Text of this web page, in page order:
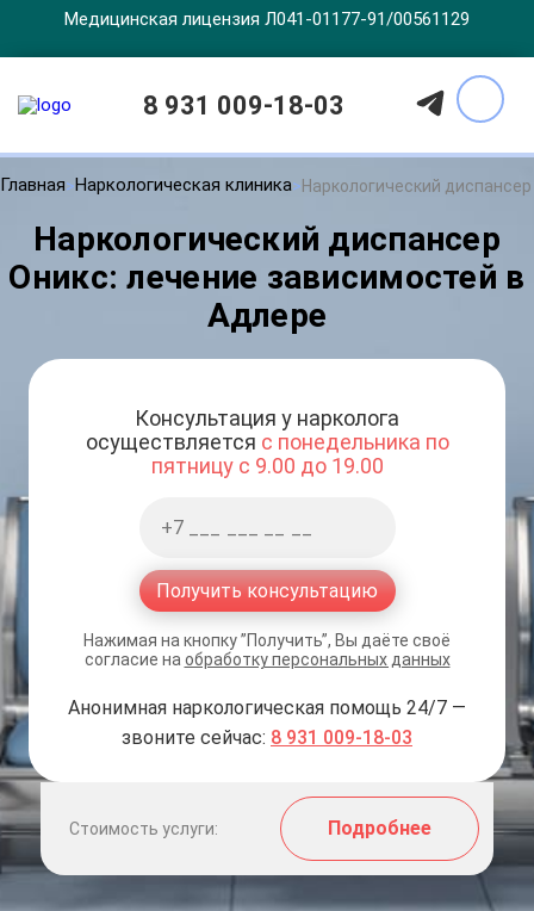
Медицинская лицензия Л041-01177-91/00561129
8 931 009-18-03
Главная Наркологическая клиника Наркологический диспансер
Наркологический диспансер
Оникс: лечение зависимостей в
Адлере
Консультация у нарколога
осуществляется с понедельника по
пятницу с 9.00 до 19.00
Получить консультацию
Нажимая на кнопку ”Получить”, Вы даёте своё
согласие на обработку персональных данных
Анонимная наркологическая помощь 24/7 —
звоните сейчас: 8 931 009-18-03
Стоимость услуги: Подробнее